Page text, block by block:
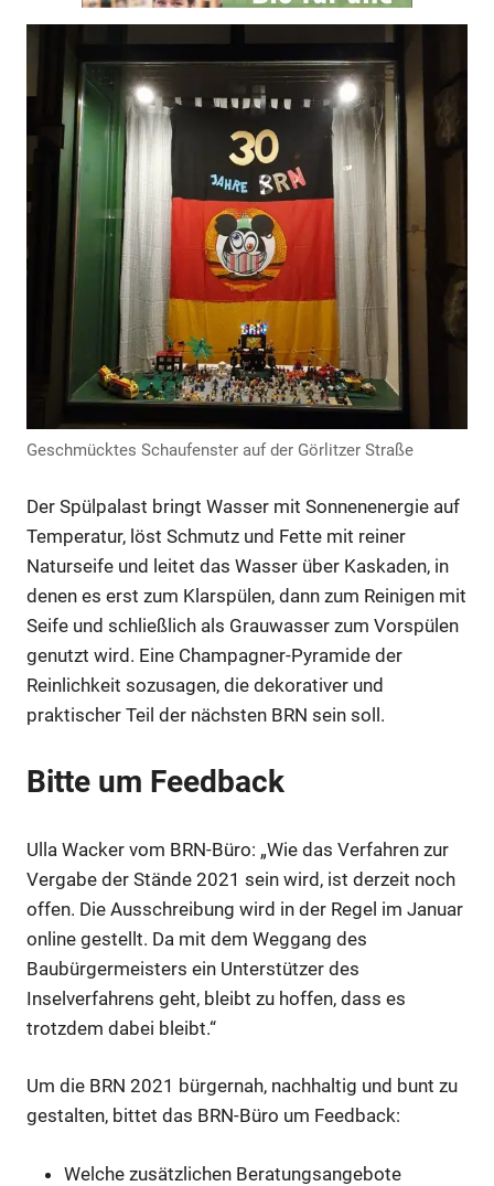
Anzeige
Anzeige
Anzeige
Anzeige
Anzeige
Geschmücktes Schaufenster auf der Görlitzer Straße
Der Spülpalast bringt Wasser mit Sonnenenergie auf
Temperatur, löst Schmutz und Fette mit reiner
Naturseife und leitet das Wasser über Kaskaden, in
denen es erst zum Klarspülen, dann zum Reinigen mit
Seife und schließlich als Grauwasser zum Vorspülen
genutzt wird. Eine Champagner-Pyramide der
Reinlichkeit sozusagen, die dekorativer und
praktischer Teil der nächsten BRN sein soll.
Bitte um Feedback
Ulla Wacker vom BRN-Büro: „Wie das Verfahren zur
Vergabe der Stände 2021 sein wird, ist derzeit noch
offen. Die Ausschreibung wird in der Regel im Januar
online gestellt. Da mit dem Weggang des
Baubürgermeisters ein Unterstützer des
Inselverfahrens geht, bleibt zu hoffen, dass es
trotzdem dabei bleibt.“
Um die BRN 2021 bürgernah, nachhaltig und bunt zu
gestalten, bittet das BRN-Büro um Feedback:
Welche zusätzlichen Beratungsangebote